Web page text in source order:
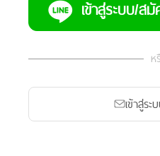
เข้าสู่ระบบ/ส
ห
เข้าสู่ระ